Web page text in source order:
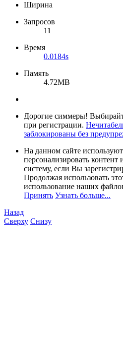
Ширина
Запросов
11
Время
0.0184s
Память
4.72MB
Дорогие симмеры!
при регистрации.
заблокированы без
На данном сайте
персонализировать
систему, если Вы
Продолжая использовать
использование наших
Принять Узнать больше...
Назад
Сверху Снизу